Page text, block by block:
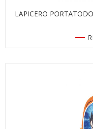
LAPICERO